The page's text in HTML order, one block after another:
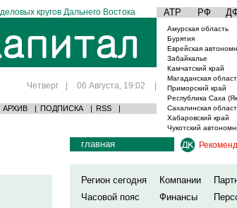
кругов Дальнего Востока АТР РФ
Четверг | 06 Августа, 19:02 |
АРХИВ | ПОДПИСКА | RSS |
Амурская область
Бурятия
Еврейская
Забайкалье
Камчатский край
Магаданская
Приморский край
Республика Саха
Сахалинская
Хабаровский край
Чукотский
главная
Регион сегодня Компании
Часовой пояс
Финансы